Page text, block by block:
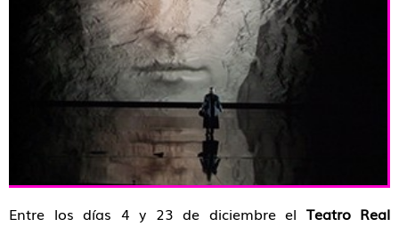
Entre los días 4 y 23 de diciembre el Teatro Real